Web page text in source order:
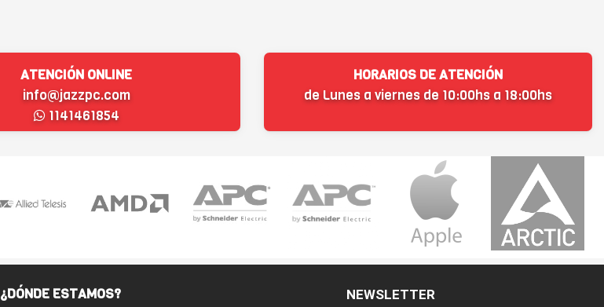
ATENCIÓN ONLINE
info@jazzpc.com
1141461854
HORARIOS DE ATENCIÓN
de Lunes a viernes de 10:00hs a 18:00hs
¿DÓNDE ESTAMOS? NEWSLETTER